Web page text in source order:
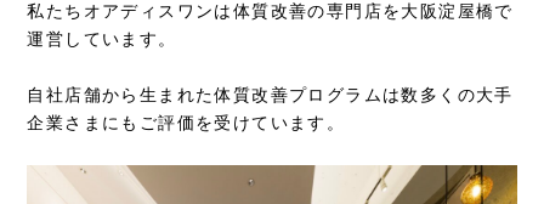
私たちオアディスワンは体質改善の専門店を大阪淀屋橋で
運営しています。
自社店舗から生まれた体質改善プログラムは数多くの大手
企業さまにもご評価を受けています。